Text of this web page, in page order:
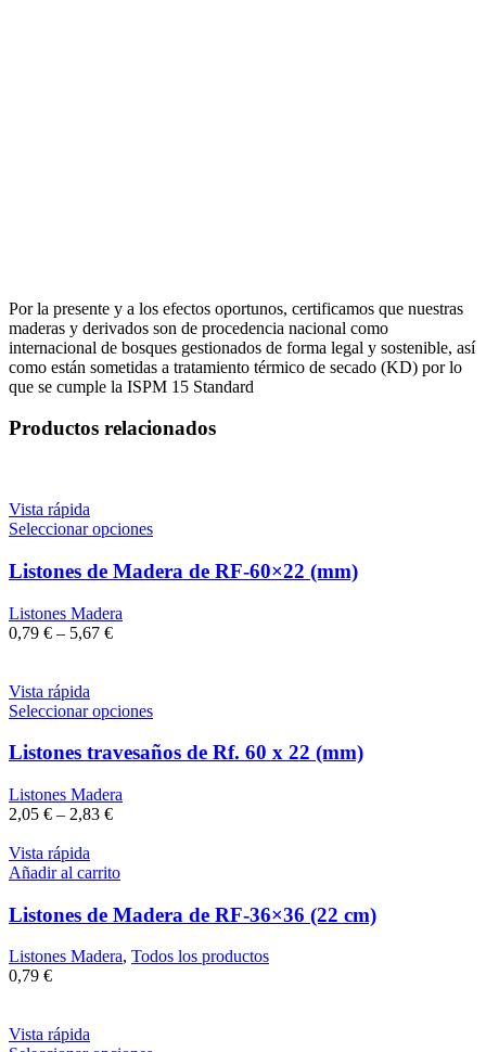
Por la presente y a los efectos oportunos, certificamos que nuestras
maderas y derivados son de procedencia nacional como
internacional de bosques gestionados de forma legal y sostenible, así
como están sometidas a tratamiento térmico de secado (KD) por lo
que se cumple la ISPM 15 Standard
Productos relacionados
Vista rápida
Seleccionar opciones
Listones de Madera de RF-60×22 (mm)
Listones Madera
0,79 € – 5,67 €
Vista rápida
Seleccionar opciones
Listones travesaños de Rf. 60 x 22 (mm)
Listones Madera
2,05 € – 2,83 €
Vista rápida
Añadir al carrito
Listones de Madera de RF-36×36 (22 cm)
Listones Madera, Todos los productos
0,79 €
Vista rápida